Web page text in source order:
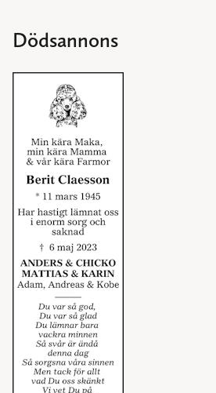
Dödsannons